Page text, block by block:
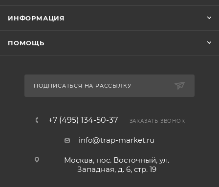
ИНФОРМАЦИЯ
ПОМОЩЬ
ПОДПИСАТЬСЯ НА РАССЫЛКУ
+7 (495) 134-50-37 ЗАКАЗАТЬ ЗВОНОК
info@trap-market.ru
Москва, пос. Восточный, ул.
Западная, д. 6, стр. 19